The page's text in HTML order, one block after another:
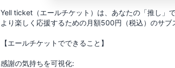
Yell ticket（エールチケット）は、あなたの「推し」
より楽しく応援するための月額500円（税込）のサブ
【エールチケットでできること】
感謝の気持ちを可視化: